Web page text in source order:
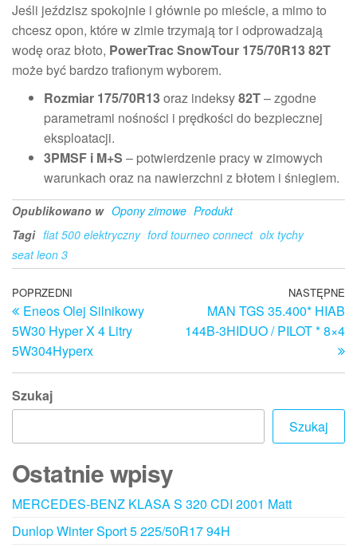
Jeśli jeździsz spokojnie i głównie po mieście, a mimo to
chcesz opon, które w zimie trzymają tor i odprowadzają
wodę oraz błoto, PowerTrac SnowTour 175/70R13 82T
może być bardzo trafionym wyborem.
Rozmiar 175/70R13oraz indeksy82T– zgodne
parametrami nośności i prędkości do bezpiecznej
eksploatacji.
3PMSF i M+S – potwierdzenie pracy w zimowych
warunkach oraz na nawierzchni z błotem i śniegiem.
Opublikowano w Opony zimowe Produkt
Tagi fiat 500 elektryczny ford tourneo connect olx tychy
seat leon 3
Nawigacja
wpisu
Poprzedni
wpis
POPRZEDNI
Eneos Olej Silnikowy
5W30 Hyper X 4 Litry
5W304Hyperx
NASTĘPNE
MAN TGS 35.400* HIAB
144B-3HIDUO / PILOT * 8×4
Szukaj
Szukaj
Ostatnie wpisy
MERCEDES-BENZ KLASA S 320 CDI 2001 Matt
Dunlop Winter Sport 5 225/50R17 94H